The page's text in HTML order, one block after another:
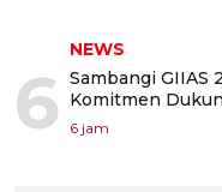
6
NEWS
Sambangi GIIAS
Komitmen
6 jam